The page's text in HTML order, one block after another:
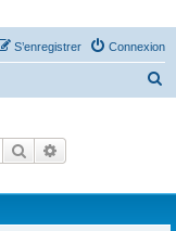
Connexion
S’enregistrer
Rechercher